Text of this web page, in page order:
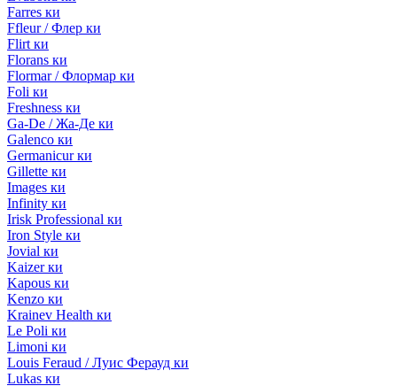
Farres ки
Ffleur / Флер ки
Flirt ки
Florans ки
Flormar / Флормар ки
Foli ки
Freshness ки
Ga-De / Жа-Де ки
Galenco ки
Germanicur ки
Gillette ки
Images ки
Infinity ки
Irisk Professional ки
Iron Style ки
Jovial ки
Kaizer ки
Kapous ки
Kenzo ки
Krainev Health ки
Le Poli ки
Limoni ки
Louis Feraud / Луис Ферауд ки
Lukas ки